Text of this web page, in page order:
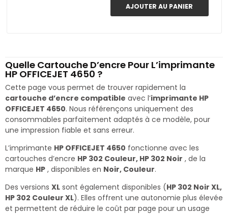
AJOUTER AU PANIER
Quelle Cartouche D’encre Pour L’imprimante
HP OFFICEJET 4650 ?
Cette page vous permet de trouver rapidement la
cartouche d’encre compatible avec l’imprimante HP
OFFICEJET 4650. Nous référençons uniquement des
consommables parfaitement adaptés à ce modèle, pour
une impression fiable et sans erreur.
L’imprimante HP OFFICEJET 4650 fonctionne avec les
cartouches d’encre HP 302 Couleur, HP 302 Noir , de la
marque HP , disponibles en Noir, Couleur.
Des versions XL sont également disponibles (HP 302 Noir XL,
HP 302 Couleur XL). Elles offrent une autonomie plus élevée
et permettent de réduire le coût par page pour un usage